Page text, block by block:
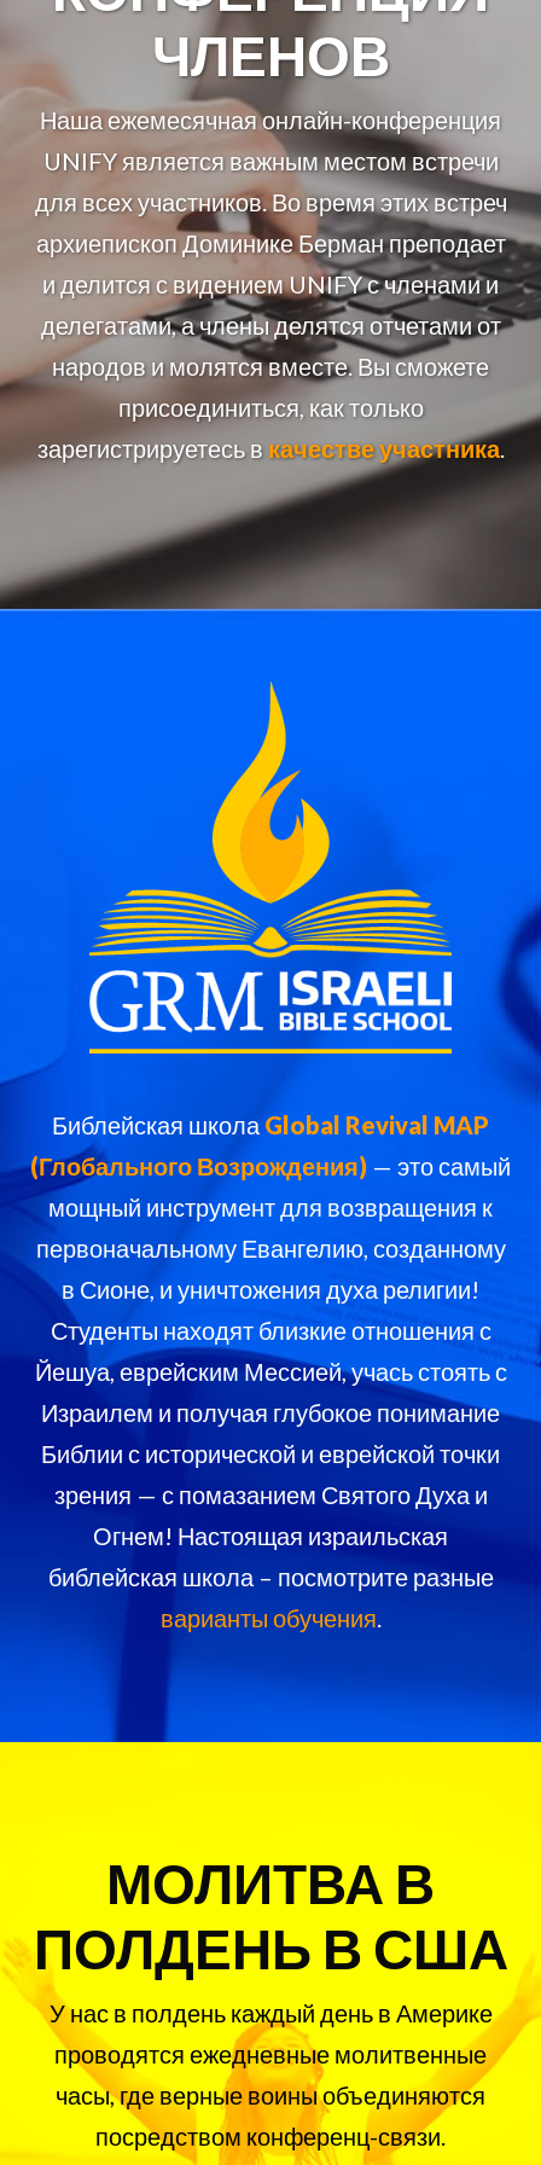
ЧЛЕНОВ
Наша ежемесячная онлайн-конференция
UNIFY является важным местом встречи
для всех участников. Во время этих встреч
архиепископ Доминике Берман преподает
и делится с видением UNIFY с членами и
делегатами, а члены делятся отчетами от
народов и молятся вместе. Вы сможете
присоединиться, как только
зарегистрируетесь в качестве участника
Библейская школа Global Revival MAP
(Глобального Возрождения) — это самый
мощный инструмент для возвращения к
первоначальному Евангелию, созданному
в Сионе, и уничтожения духа религии!
Студенты находят близкие отношения с
Йешуа, еврейским Мессией, учась стоять с
Израилем и получая глубокое понимание
Библии с исторической и еврейской точки
зрения — с помазанием Святого Духа и
Огнем! Настоящая израильская
библейская школа – посмотрите разные
варианты обучения
МОЛИТВА В
ПОЛДЕНЬ В США
У нас в полдень каждый день в Америке
проводятся ежедневные молитвенные
часы, где верные воины объединяются
посредством конференц-связи.